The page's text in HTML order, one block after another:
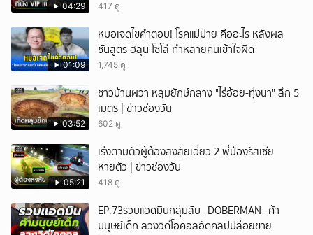
04:29 417 ดู
01:09
หมอเจดไขคำตอบ! โรคแม่ม่าย คืออะไร หลังผล
ชันสูตร ฮลุน โซโล่ ทำหลายคนเข้าใจผิด
1,745 ดู
03:52
ชาวบ้านผวา หลุมยักษ์กลาง "ไร่อ้อย-ทุ่งนา" ลึก 5
เมตร | ข่าวช่องวัน
602 ดู
05:21
เร่งตามตัวผู้ต้องสงสัยเอี่ยว 2 พี่น้องรัสเซีย
หายตัว | ข่าวช่องวัน
418 ดู
EP.73รวบแอดมินกลุ่มลับ _DOBERMAN_ ค้า
มนุษย์เด็ก ลวงวิดีโอคอลอัดคลิปปล่อยขาย